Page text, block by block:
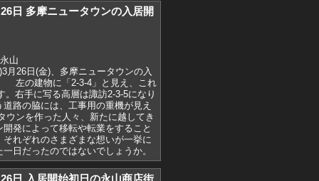
日 多摩ニュータウンの入居開
山
月26日(金)、多摩ニュータウンの入
左の建物に「2-3-4」と見え、これ
。右手に写る高層は諏訪2-3-5になり
路の脇には、工事用の重機が見え
ンを作った人々、新たに越してき
発によって移転や転業をすること
れぞれのさまざまな想いが一挙に
日だったのではないでしょうか。
日 入居開始初日の永山商店街